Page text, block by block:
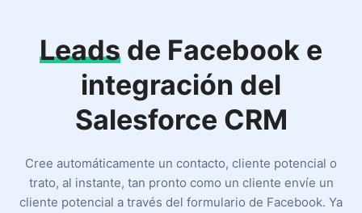
Leads de Facebook e
integración del
Salesforce CRM
Cree automáticamente un contacto, cliente potencial o
trato, al instante, tan pronto como un cliente envíe un
cliente potencial a través del formulario de Facebook. Ya